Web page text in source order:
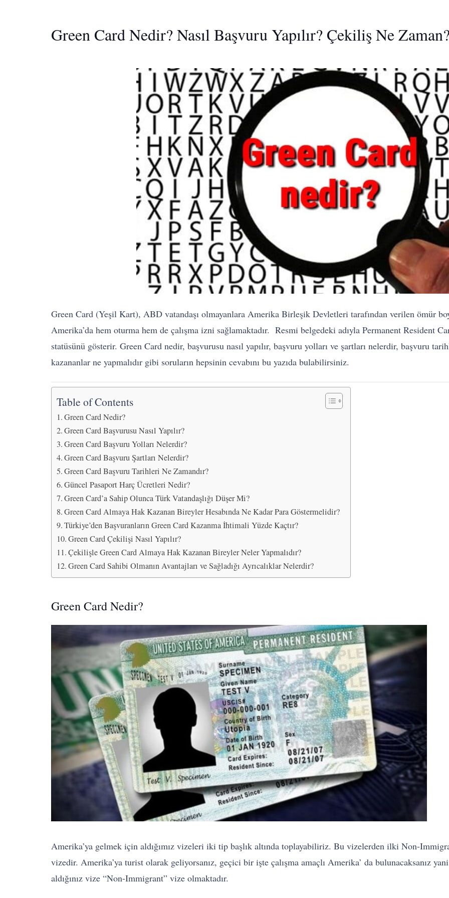
Green Card Nedir? Nasıl Başvuru Yapılır? Çekiliş Ne
Green Card (Yeşil Kart), ABD vatandaşı olmayanlara Amerika Birleşik Devletleri tarafından verilen ömür
Amerika’da hem oturma hem de çalışma izni sağlamaktadır. Resmi belgedeki adıyla Permanent Resident
statüsünü gösterir. Green Card nedir, başvurusu nasıl yapılır, başvuru yolları ve şartları nelerdir, başvuru
kazananlar ne yapmalıdır gibi soruların hepsinin cevabını bu yazıda bulabilirsiniz.
Table of Contents
Green Card Nedir?
Green Card Başvurusu Nasıl Yapılır?
Green Card Başvuru Yolları Nelerdir?
Green Card Başvuru Şartları Nelerdir?
Green Card Başvuru Tarihleri Ne Zamandır?
Güncel Pasaport Harç Ücretleri Nedir?
Green Card’a Sahip Olunca Türk Vatandaşlığı Düşer Mi?
Green Card Almaya Hak Kazanan Bireyler Hesabında Ne Kadar Para Göstermelidir?
Türkiye’den Başvuranların Green Card Kazanma İhtimali Yüzde Kaçtır?
Green Card Çekilişi Nasıl Yapılır?
Çekilişle Green Card Almaya Hak Kazanan Bireyler Neler Yapmalıdır?
Green Card Sahibi Olmanın Avantajları ve Sağladığı Ayrıcalıklar Nelerdir?
Green Card Nedir?
Amerika’ya gelmek için aldığımız vizeleri iki tip başlık altında toplayabiliriz. Bu vizelerden ilki Non-
vizedir. Amerika’ya turist olarak geliyorsanız, geçici bir işte çalışma amaçlı Amerika’ da bulunacaksanız
aldığınız vize “Non-Immigrant” vize olmaktadır.